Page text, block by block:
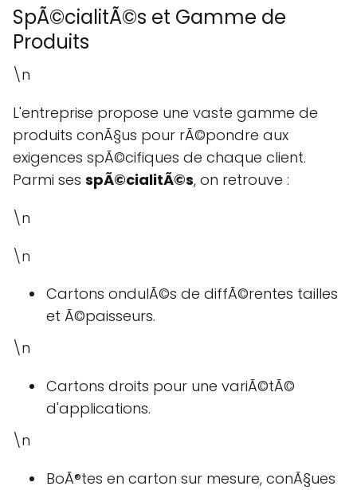
SpÃ©cialitÃ©s et Gamme de
Produits
\n
L'entreprise propose une vaste gamme de
produits conÃ§us pour rÃ©pondre aux
exigences spÃ©cifiques de chaque client.
Parmi ses spÃ©cialitÃ©s, on retrouve :
\n
\n
Cartons ondulÃ©s de diffÃ©rentes tailles
et Ã©paisseurs.
\n
Cartons droits pour une variÃ©tÃ©
d'applications.
\n
BoÃ®tes en carton sur mesure, conÃ§ues